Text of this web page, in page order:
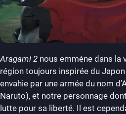
Aragami 2 nous emmène dans la
région toujours inspirée du
envahie par une armée du nom
Naruto), et notre personnage
lutte pour sa liberté. Il est